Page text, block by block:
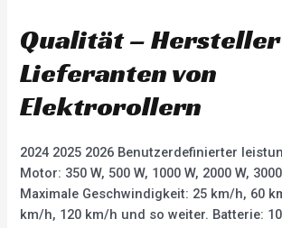
Qualität –
Lieferanten von
Elektrorollern
2024 2025 2026 Benutzerdefinierter
Motor: 350 W, 500 W, 1000 W, 2000 W,
Maximale Geschwindigkeit: 25 km/h, 60
km/h, 120 km/h und so weiter. Batterie: